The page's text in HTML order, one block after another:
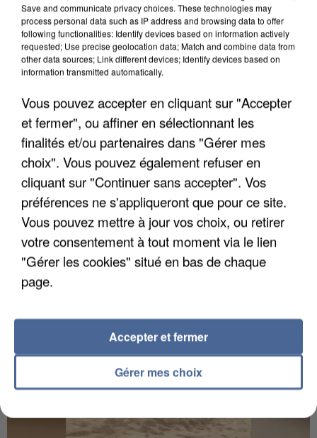
MAFIA INTERPELLÉ EN ALGÉRIE
UN SECOND CADRE DE LA DZ MAFIA
INTERPELLÉ EN ALGÉRIE
Save and communicate privacy choices. These technologies may
process personal data such as IP address and browsing data to offer
following functionalities: Identify devices based on information actively
requested; Use precise geolocation data; Match and combine data from
other data sources; Link different devices; Identify devices based on
information transmitted automatically.
Vous pouvez accepter en cliquant sur "Accepter
et fermer", ou affiner en sélectionnant les
finalités et/ou partenaires dans "Gérer mes
choix". Vous pouvez également refuser en
cliquant sur "Continuer sans accepter". Vos
préférences ne s'appliqueront que pour ce site.
Vous pouvez mettre à jour vos choix, ou retirer
votre consentement à tout moment via le lien
"Gérer les cookies" situé en bas de chaque
page.
Gérer mes choix
Accepter et fermer